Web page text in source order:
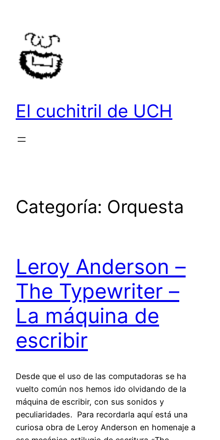
contenido
El cuchitril de UCH
Categoría: Orquesta
Leroy Anderson –
The Typewriter –
La máquina de
escribir
Desde que el uso de las computadoras se ha
vuelto común nos hemos ido olvidando de la
máquina de escribir, con sus sonidos y
peculiaridades. Para recordarla aquí está una
curiosa obra de Leroy Anderson en homenaje a